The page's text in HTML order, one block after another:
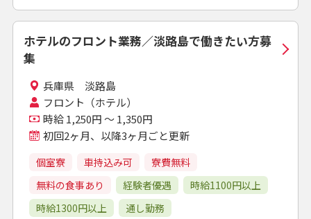
ホテルのフロント業務／淡路島で働きたい方募
集
兵庫県 淡路島
フロント（ホテル）
時給 1,250円 ～ 1,350円
初回2ヶ月、以降3ヶ月ごと更新
個室寮 車持込み可
寮費無料
無料の食事あり
経験者優遇
時給1100円以上
時給1300円以上
通し勤務